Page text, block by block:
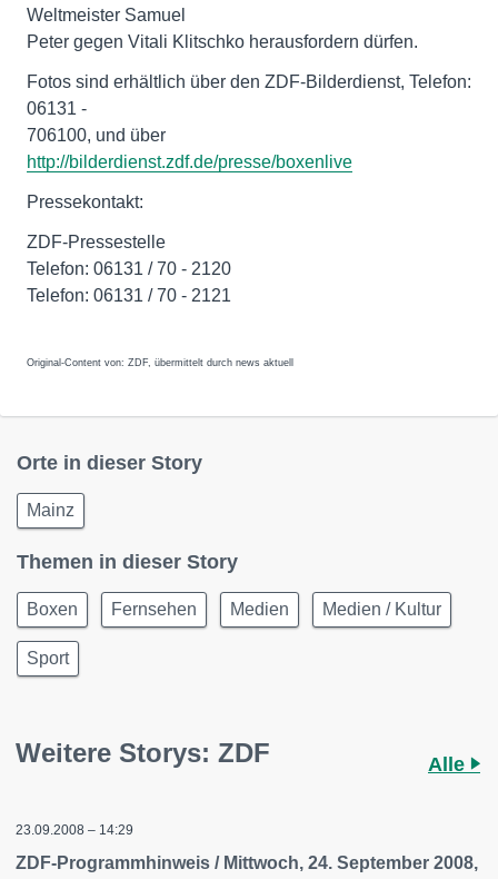
Weltmeister Samuel
Peter gegen Vitali Klitschko herausfordern dürfen.
Fotos sind erhältlich über den ZDF-Bilderdienst, Telefon:
06131 -
706100, und über
http://bilderdienst.zdf.de/presse/boxenlive
Pressekontakt:
ZDF-Pressestelle
Telefon: 06131 / 70 - 2120
Telefon: 06131 / 70 - 2121
Original-Content von: ZDF, übermittelt durch news aktuell
Orte in dieser Story
Mainz
Themen in dieser Story
Boxen Fernsehen Medien Medien / Kultur
Sport
Weitere Storys: ZDF Alle
23.09.2008 – 14:29
ZDF-Programmhinweis / Mittwoch, 24. September 2008,